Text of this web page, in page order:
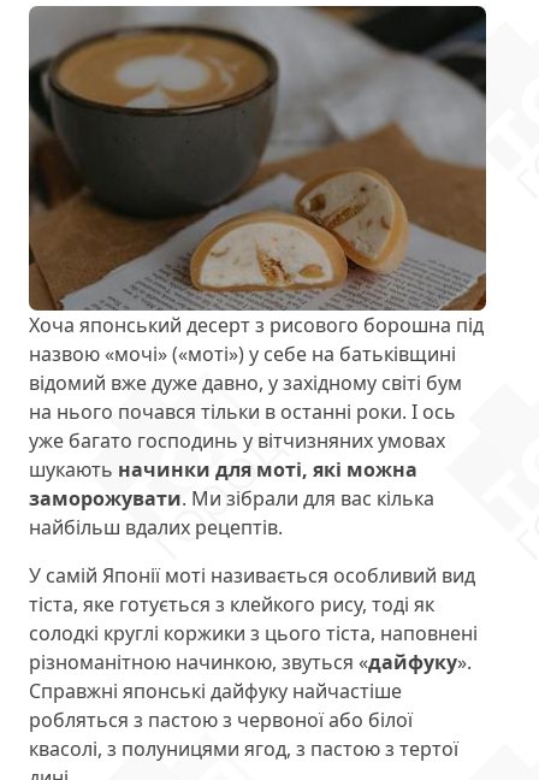
Хоча японський десерт з рисового борошна під
назвою «мочі» («моті») у себе на батьківщині
відомий вже дуже давно, у західному світі бум
на нього почався тільки в останні роки. І ось
уже багато господинь у вітчизняних умовах
шукають начинки для моті, які можна
заморожувати. Ми зібрали для вас кілька
найбільш вдалих рецептів.
У самій Японії моті називається особливий вид
тіста, яке готується з клейкого рису, тоді як
солодкі круглі коржики з цього тіста, наповнені
різноманітною начинкою, звуться «дайфуку».
Справжні японські дайфуку найчастіше
робляться з пастою з червоної або білої
квасолі, з полуницями ягод, з пастою з тертої